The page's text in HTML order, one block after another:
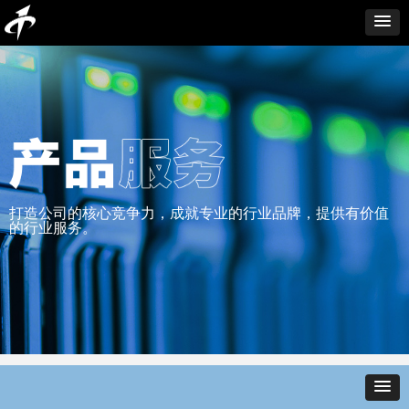
打造公司的核心竞争力，成就专业的行业品牌，提供有价值
的行业服务。